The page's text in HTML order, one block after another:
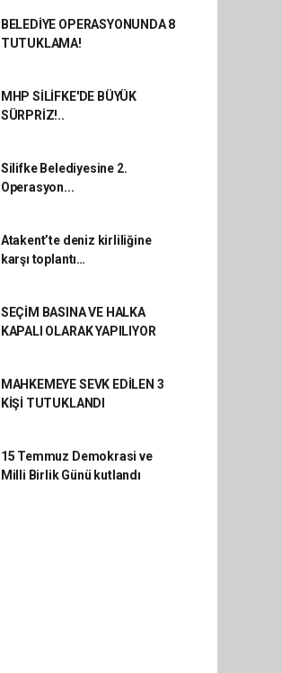
BELEDİYE OPERASYONUNDA 8
TUTUKLAMA!
MHP SİLİFKE'DE BÜYÜK
SÜRPRİZ!..
Silifke Belediyesine 2.
Operasyon...
Atakent’te deniz kirliliğine
karşı toplantı…
SEÇİM BASINA VE HALKA
KAPALI OLARAK YAPILIYOR
MAHKEMEYE SEVK EDİLEN 3
KİŞİ TUTUKLANDI
15 Temmuz Demokrasi ve
Milli Birlik Günü kutlandı